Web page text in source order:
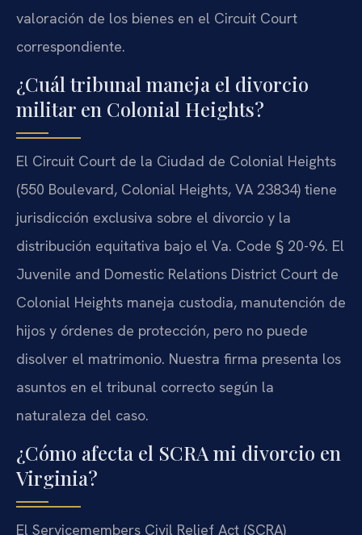
valoración de los bienes en el Circuit Court
correspondiente.
¿Cuál tribunal maneja el divorcio
militar en Colonial Heights?
El Circuit Court de la Ciudad de Colonial Heights
(550 Boulevard, Colonial Heights, VA 23834) tiene
jurisdicción exclusiva sobre el divorcio y la
distribución equitativa bajo el Va. Code § 20-96. El
Juvenile and Domestic Relations District Court de
Colonial Heights maneja custodia, manutención de
hijos y órdenes de protección, pero no puede
disolver el matrimonio. Nuestra firma presenta los
asuntos en el tribunal correcto según la
naturaleza del caso.
¿Cómo afecta el SCRA mi divorcio en
Virginia?
El Servicemembers Civil Relief Act (SCRA)